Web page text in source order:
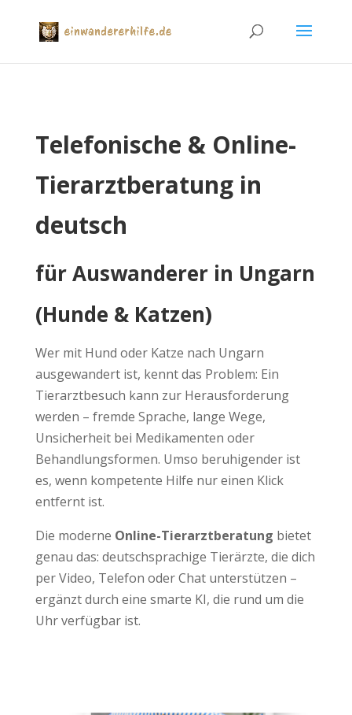
Telefonische & Online-
Tierarztberatung in
deutsch
für Auswanderer in Ungarn
(Hunde & Katzen)
Wer mit Hund oder Katze nach Ungarn
ausgewandert ist, kennt das Problem: Ein
Tierarztbesuch kann zur Herausforderung
werden – fremde Sprache, lange Wege,
Unsicherheit bei Medikamenten oder
Behandlungsformen. Umso beruhigender ist
es, wenn kompetente Hilfe nur einen Klick
entfernt ist.
Die moderne Online-Tierarztberatung bietet
genau das: deutschsprachige Tierärzte, die dich
per Video, Telefon oder Chat unterstützen –
ergänzt durch eine smarte KI, die rund um die
Uhr verfügbar ist.